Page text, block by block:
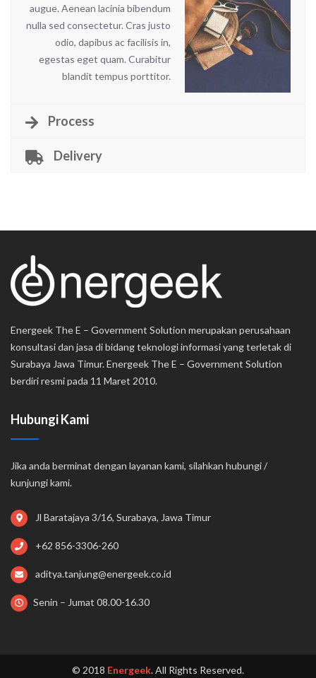
augue. Aenean lacinia bibendum
nulla sed consectetur. Cras justo
odio, dapibus ac facilisis in,
egestas eget quam. Curabitur
blandit tempus porttitor.
Process
Delivery
Energeek The E – Government Solution merupakan perusahaan
konsultasi dan jasa di bidang teknologi informasi yang terletak di
Surabaya Jawa Timur. Energeek The E – Government Solution
berdiri resmi pada 11 Maret 2010.
Hubungi Kami
Jika anda berminat dengan layanan kami, silahkan hubungi /
kunjungi kami.
Jl Baratajaya 3/16, Surabaya, Jawa Timur
+62 856-3306-260
aditya.tanjung@energeek.co.id
Senin – Jumat 08.00-16.30
© 2018 Energeek. All Rights Reserved.